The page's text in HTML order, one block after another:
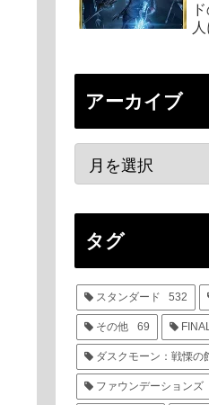
アーカイブ
タグ
スタンダード 532
その他 69
ダスクモーン：戦慄の
ファウンデーションズ